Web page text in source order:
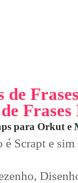
de
para Orkut e
é Scrapt e